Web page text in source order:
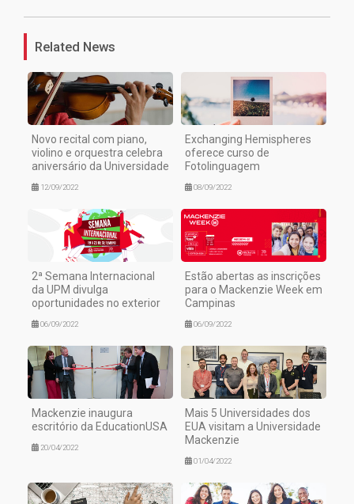
Related News
Novo recital com piano,
violino e orquestra celebra
aniversário da Universidade
12/09/2022
Exchanging Hemispheres
oferece curso de
Fotolinguagem
08/09/2022
2ª Semana Internacional
da UPM divulga
oportunidades no exterior
06/09/2022
Estão abertas as inscrições
para o Mackenzie Week em
Campinas
06/09/2022
Mackenzie inaugura
escritório da EducationUSA
20/04/2022
Mais 5 Universidades dos
EUA visitam a Universidade
Mackenzie
01/04/2022